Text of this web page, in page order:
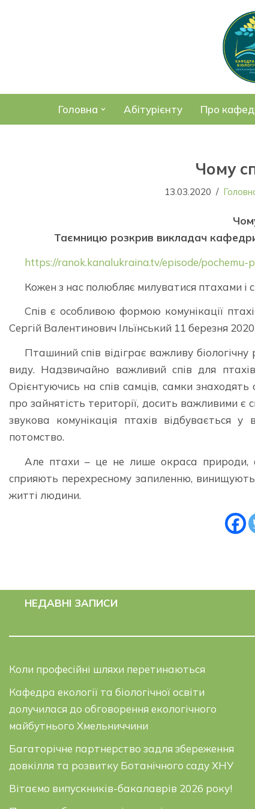
Головна Абітурієнту Про
Чому
13.03.2020
Таємницю розкрив викладач
https://ranok.kanalukraina.tv/episode/
Кожен з нас полюбляє милуватися птахами і
Спів є особливою формою комунікації
Сергій Валентинович Ільїнський 11 березня
Пташиний спів відіграє важливу
виду. Надзвичайно важливий спів для
Орієнтуючись на спів самців, самки
про зайнятість території, досить важливими є
звукова комунікація птахів відбувається
потомство.
Але птахи – це не лише окраса природи,
сприяють перехресному запиленню,
житті людини.
НЕДАВНІ ЗАПИСИ
Коли професійні шляхи перетинаються
Кафедра екології та біологічної освіти
долучилася до обговорення екологічного
майбутнього Хмельниччини
Багаторічне партнерство задля збереження
довкілля та розвитку Ботанічного саду ХНУ
Вітаємо випускників-бакалаврів 2026 року!